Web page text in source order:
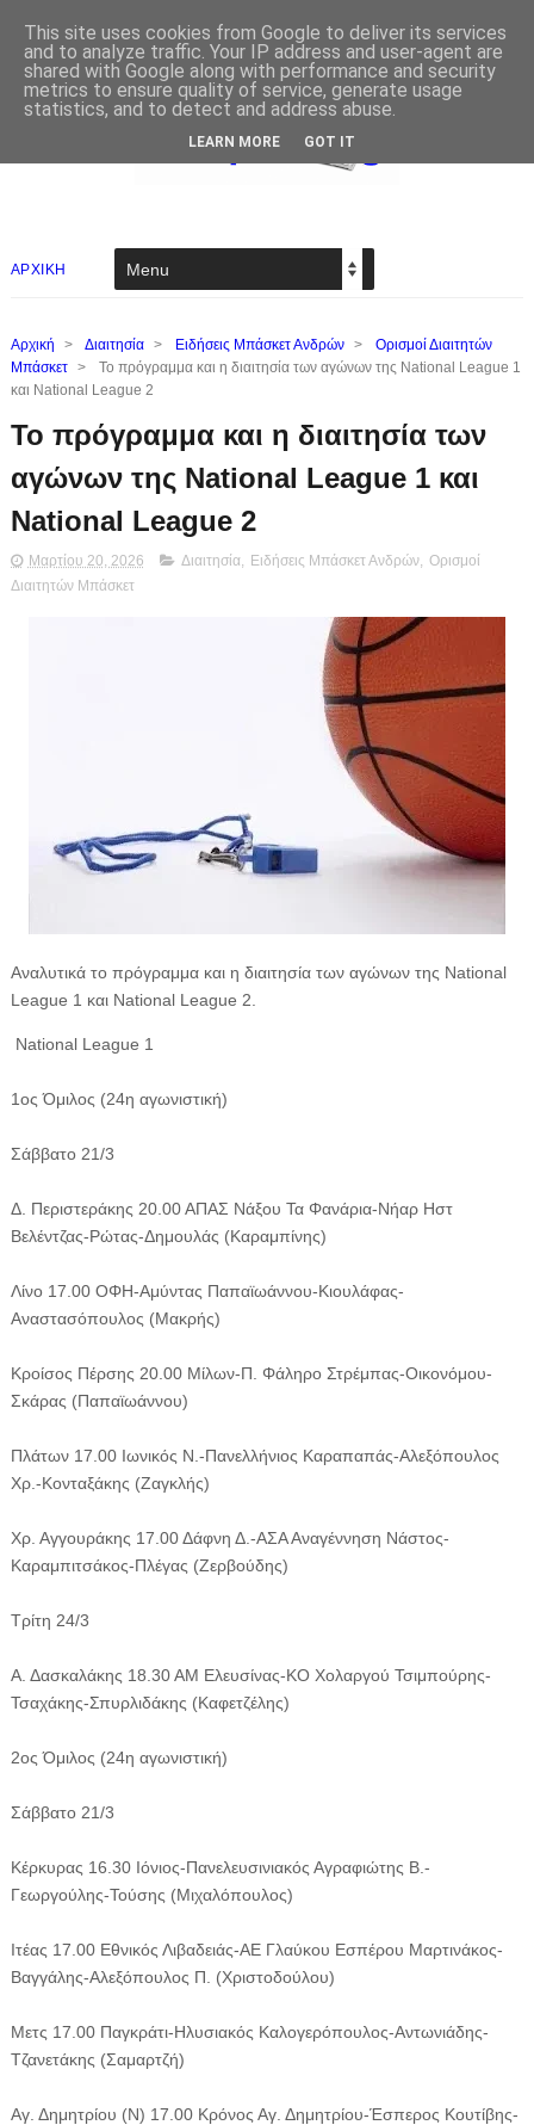
ΑΡΧΙΚΗ
Αρχική > Διαιτησία > Ειδήσεις Μπάσκετ Ανδρών >
Ορισμοί Διαιτητών
Μπάσκετ >
Το πρόγραμμα και η διαιτησία των αγώνων της National League 1
και National League 2
Το πρόγραμμα και η διαιτησία των
αγώνων της National League 1 και
National League 2
Μαρτίου 20, 2026 Διαιτησία, Ειδήσεις Μπάσκετ Ανδρών, Ορισμοί
Διαιτητών Μπάσκετ
Αναλυτικά το πρόγραμμα και η διαιτησία των αγώνων της National
League 1 και National League 2.
National League 1
1ος Όμιλος (24η αγωνιστική)
Σάββατο 21/3
Δ. Περιστεράκης 20.00 ΑΠΑΣ Νάξου Τα Φανάρια-Νήαρ Ηστ
Βελέντζας-Ρώτας-Δημουλάς (Καραμπίνης)
Λίνο 17.00 ΟΦΗ-Αμύντας Παπαϊωάννου-Κιουλάφας-
Αναστασόπουλος (Μακρής)
Κροίσος Πέρσης 20.00 Μίλων-Π. Φάληρο Στρέμπας-Οικονόμου-
Σκάρας (Παπαϊωάννου)
Πλάτων 17.00 Ιωνικός Ν.-Πανελλήνιος Καραπαπάς-Αλεξόπουλος
Χρ.-Κονταξάκης (Ζαγκλής)
Χρ. Αγγουράκης 17.00 Δάφνη Δ.-ΑΣΑ Αναγέννηση Νάστος-
Καραμπιτσάκος-Πλέγας (Ζερβούδης)
Τρίτη 24/3
Α. Δασκαλάκης 18.30 ΑΜ Ελευσίνας-ΚΟ Χολαργού Τσιμπούρης-
Τσαχάκης-Σπυρλιδάκης (Καφετζέλης)
2ος Όμιλος (24η αγωνιστική)
Σάββατο 21/3
Κέρκυρας 16.30 Ιόνιος-Πανελευσινιακός Αγραφιώτης Β.-
Γεωργούλης-Τούσης (Μιχαλόπουλος)
Ιτέας 17.00 Εθνικός Λιβαδειάς-ΑΕ Γλαύκου Εσπέρου Μαρτινάκος-
Βαγγάλης-Αλεξόπουλος Π. (Χριστοδούλου)
Μετς 17.00 Παγκράτι-Ηλυσιακός Καλογερόπουλος-Αντωνιάδης-
Τζανετάκης (Σαμαρτζή)
Αγ. Δημητρίου (Ν) 17.00 Κρόνος Αγ. Δημητρίου-Έσπερος Κουτίβης-
This site uses cookies from Google to deliver its services
and to analyze traffic. Your IP address and user-agent are
shared with Google along with performance and security
metrics to ensure quality of service, generate usage
statistics, and to detect and address abuse.
LEARN MORE GOT IT